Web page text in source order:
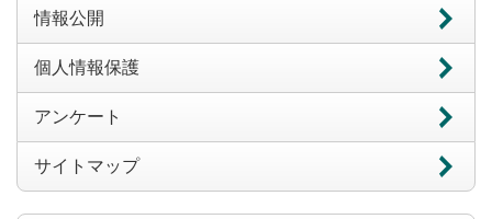
情報公開
個人情報保護
アンケート
サイトマップ